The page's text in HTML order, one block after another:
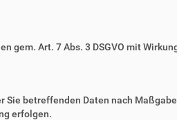
gem. Art. 7 Abs. 3 DSGVO mit
betreffenden Daten nach
erfolgen.